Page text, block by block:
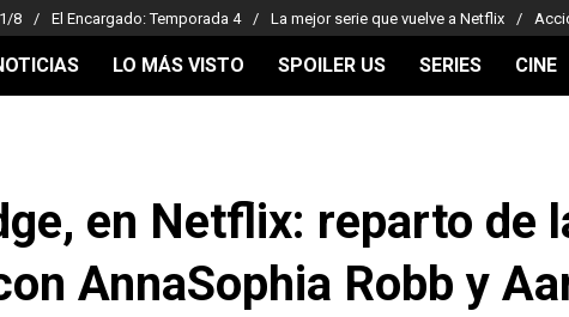
8 El Encargado: Temporada 4 La mejor serie que vuelve a Netflix
LO MÁS VISTO SPOILER US SERIES CINE
en Netflix: reparto de
AnnaSophia Robb y